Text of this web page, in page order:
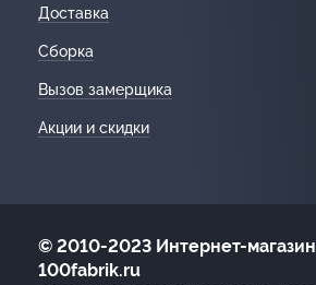
Доставка
Сборка
Вызов замерщика
Акции и скидки
© 2010-2023 Интернет-
100fabrik.ru